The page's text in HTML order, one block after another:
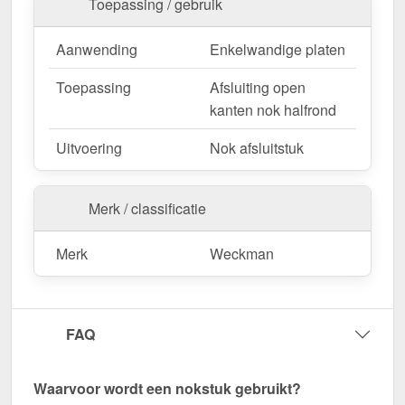
Duurzaam, weerbestendig, op maat gemaakt - bestel
nu en profiteer van een snelle levering!
Toepassing / gebruik
Aanwending
Enkelwandige platen
Toepassing
Afsluiting open
kanten nok halfrond
Uitvoering
Nok afsluitstuk
Merk / classificatie
Merk Weckman
FAQ
Waarvoor wordt een nokstuk gebruikt?